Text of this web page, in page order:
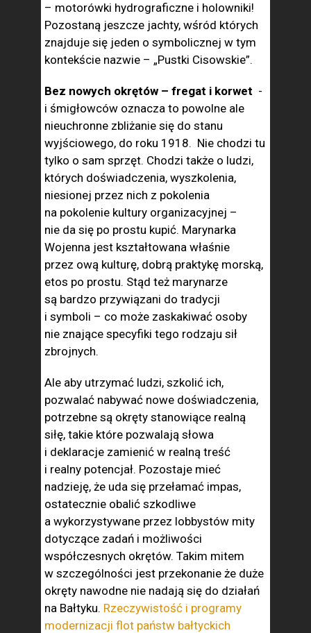
– motorówki hydrograficzne i holowniki!
Pozostaną jeszcze jachty, wśród których
znajduje się jeden o symbolicznej w tym
kontekście nazwie – „Pustki Cisowskie”.
Bez nowych okrętów – fregat i korwet -
i śmigłowców oznacza to powolne ale
nieuchronne zbliżanie się do stanu
wyjściowego, do roku 1918. Nie chodzi tu
tylko o sam sprzęt. Chodzi także o ludzi,
których doświadczenia, wyszkolenia,
niesionej przez nich z pokolenia
na pokolenie kultury organizacyjnej –
nie da się po prostu kupić. Marynarka
Wojenna jest kształtowana właśnie
przez ową kulturę, dobrą praktykę morską,
etos po prostu. Stąd też marynarze
są bardzo przywiązani do tradycji
i symboli – co może zaskakiwać osoby
nie znające specyfiki tego rodzaju sił
zbrojnych.
Ale aby utrzymać ludzi, szkolić ich,
pozwalać nabywać nowe doświadczenia,
potrzebne są okręty stanowiące realną
siłę, takie które pozwalają słowa
i deklaracje zamienić w realną treść
i realny potencjał. Pozostaje mieć
nadzieję, że uda się przełamać impas,
ostatecznie obalić szkodliwe
a wykorzystywane przez lobbystów mity
dotyczące zadań i możliwości
współczesnych okrętów. Takim mitem
w szczególności jest przekonanie że duże
okręty nawodne nie nadają się do działań
na Bałtyku. Rzeczywistość i programy
modernizacji flot państw bałtyckich